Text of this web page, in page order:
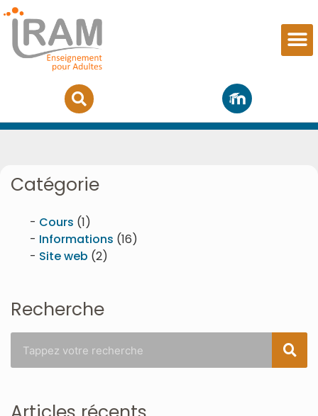
Actualités
Catégorie
Cours (1)
Informations (16)
Site web (2)
Recherche